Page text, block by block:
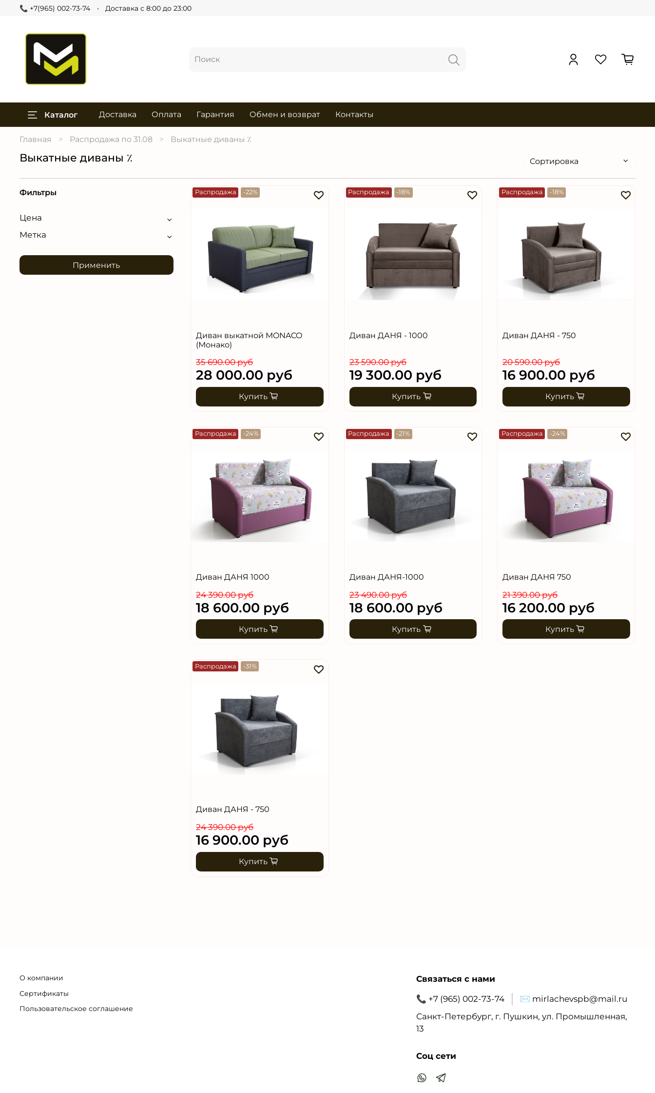
📞 +7(965) 002-73-74 Доставка с 8:00 до 23:00
Каталог Доставка Оплата Гарантия Обмен и возврат Контакты
Главная Распродажа по 31.08 Выкатные диваны ٪
Выкатные диваны ٪
Распродажа -22%
Диван выкатной MONACO
(Монако)
35 690.00 руб
28 000.00 руб
Купить
Распродажа -18%
Диван ДАНЯ - 1000
23 590.00 руб
19 300.00 руб
Купить
Распродажа -18%
Диван ДАНЯ - 750
20 590.00 руб
16 900.00 руб
Купить
Распродажа -24%
Диван ДАНЯ 1000
24 390.00 руб
18 600.00 руб
Купить
Распродажа -21%
Диван ДАНЯ-1000
23 490.00 руб
18 600.00 руб
Купить
Распродажа -24%
Диван ДАНЯ 750
21 390.00 руб
16 200.00 руб
Купить
Распродажа -31%
Диван ДАНЯ - 750
24 390.00 руб
16 900.00 руб
Купить
Фильтры
Цена
Метка
Применить
О компании
Сертификаты
Пользовательское соглашение
Связаться с нами
📞 +7 (965) 002-73-74
✉ mirlachevspb@mail.ru
Санкт-Петербург, г. Пушкин, ул. Промышленная,
13
Соц сети